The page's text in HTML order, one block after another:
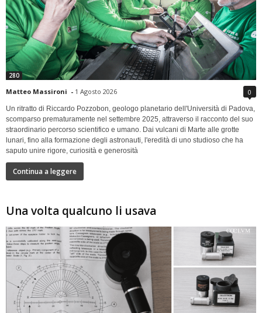
280
Matteo Massironi - 1 Agosto 2026 0
Un ritratto di Riccardo Pozzobon, geologo planetario dell'Università di Padova,
scomparso prematuramente nel settembre 2025, attraverso il racconto del suo
straordinario percorso scientifico e umano. Dai vulcani di Marte alle grotte
lunari, fino alla formazione degli astronauti, l'eredità di uno studioso che ha
saputo unire rigore, curiosità e generosità
Continua a leggere
Una volta qualcuno li usava